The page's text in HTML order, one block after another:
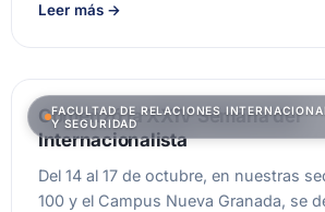
Leer más →
FACULTAD DE RELACIONES
Y SEGURIDAD
Comenzó la XXIV Semana del
Internacionalista
Del 14 al 17 de octubre, en nuestras
100 y el Campus Nueva Granada, se